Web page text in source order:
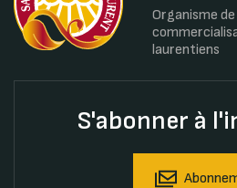
Organisme
laurentiens
S'abonner à